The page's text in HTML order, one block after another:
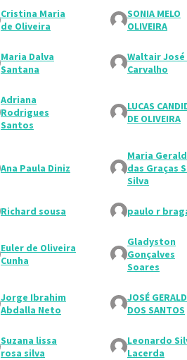
Cristina Maria
de Oliveira
SONIA MELO
OLIVEIRA
Maria Dalva
Santana
Waltair José
Carvalho
Adriana
Rodrigues
Santos
LUCAS
DE OLIVEIRA
Ana Paula Diniz
Maria
das Graças
Silva
Richard sousa paulo r
Euler de Oliveira
Cunha
Gladyston
Gonçalves
Soares
Jorge Ibrahim
Abdalla Neto
JOSÉ
DOS SANTOS
Suzana lissa
rosa silva
Leonardo
Lacerda